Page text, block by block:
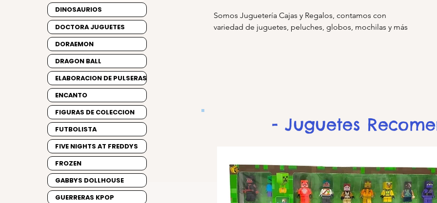
Somos Juguetería Cajas y Regalos, contamos con
variedad de juguetes, peluches, globos, mochilas y más
- Juguetes
DINOSAURIOS
DOCTORA JUGUETES
DORAEMON
DRAGON BALL
ELABORACION DE PULSERAS
ENCANTO
FIGURAS DE COLECCION
FUTBOLISTA
FIVE NIGHTS AT FREDDYS
FROZEN
GABBYS DOLLHOUSE
GUERRERAS KPOP